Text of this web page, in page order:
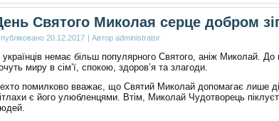
Святого Миколая серце добром
20.12.2017 | Автор administrator
українців немає більш популярного Святого, аніж Миколай. До
миру в сім’ї, спокою, здоров’я та злагоди.
помилково вважає, що Святий Миколай допомагає лише
є його улюбленцями. Втім, Миколай Чудотворець